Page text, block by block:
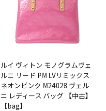
ルイ ヴィトン モノグラムヴェ
ルニ リード PM LVリミックス
ネオンピンク M24028 ヴェル
ニ レディース バッグ 【中古】
【bag】